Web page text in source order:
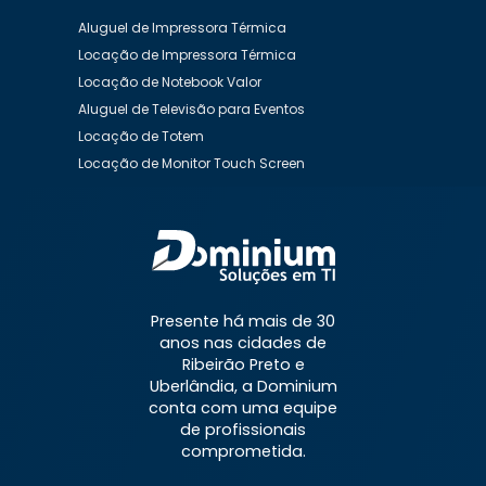
Aluguel de Impressora Térmica
Locação de Impressora Térmica
Locação de Notebook Valor
Aluguel de Televisão para Eventos
Locação de Totem
Locação de Monitor Touch Screen
Aluguel de Impressora
Aluguel de Impressora a Laser
Aluguel de Impressora Valor
Aluguel de Nobreaks
Aluguel de Notebook
Aluguel de Notebook Mensal
Aluguel de Notebook para Empresas
Aluguel de Notebook Preço
Aluguel de Notebook Valor
Presente há mais de 30
anos nas cidades de
Ribeirão Preto e
Uberlândia, a Dominium
conta com uma equipe
de profissionais
comprometida.